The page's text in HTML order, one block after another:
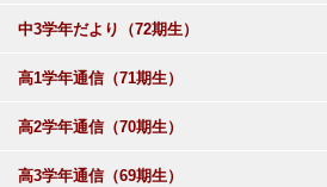
中3学年だより（72期生）
高1学年通信（71期生）
高2学年通信（70期生）
高3学年通信（69期生）